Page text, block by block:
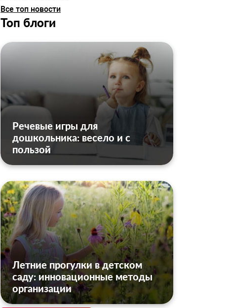
Все топ новости
Топ блоги
Речевые игры для
дошкольника: весело и с
пользой
Летние прогулки в детском
саду: инновационные методы
организации